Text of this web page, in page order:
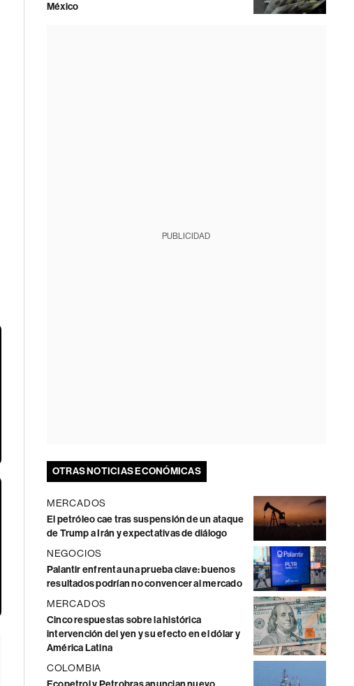
México
PUBLICIDAD
OTRAS NOTICIAS ECONÓMICAS
MERCADOS
El petróleo cae tras suspensión de un ataque
de Trump a Irán y expectativas de diálogo
NEGOCIOS
Palantir enfrenta una prueba clave: buenos
resultados podrían no convencer al mercado
MERCADOS
Cinco respuestas sobre la histórica
intervención del yen y su efecto en el dólar y
América Latina
COLOMBIA